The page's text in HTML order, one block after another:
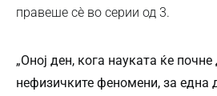
правеше сè во серии од 3.
„Оној ден, кога науката ќе
нефизичките феномени, за една